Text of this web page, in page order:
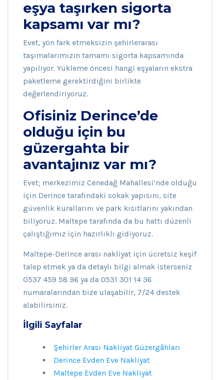
eşya taşırken sigorta
kapsamı var mı?
Evet, yön fark etmeksizin şehirlerarası
taşımalarımızın tamamı sigorta kapsamında
yapılıyor. Yükleme öncesi hangi eşyaların ekstra
paketleme gerektirdiğini birlikte
değerlendiriyoruz.
Ofisiniz Derince’de
olduğu için bu
güzergahta bir
avantajınız var mı?
Evet; merkezimiz Cenedağ Mahallesi’nde olduğu
için Derince tarafındaki sokak yapısını, site
güvenlik kurallarını ve park kısıtlarını yakından
biliyoruz. Maltepe tarafında da bu hattı düzenli
çalıştığımız için hazırlıklı gidiyoruz.
Maltepe-Derince arası nakliyat için ücretsiz keşif
talep etmek ya da detaylı bilgi almak isterseniz
0537 459 58 96 ya da 0531 301 14 36
numaralarından bize ulaşabilir, 7/24 destek
alabilirsiniz.
İlgili Sayfalar
Şehirler Arası Nakliyat Güzergâhları
Derince Evden Eve Nakliyat
Maltepe Evden Eve Nakliyat